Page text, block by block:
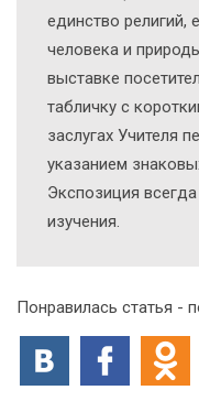
единство религий,
человека и
выставке
табличку с
заслугах Учителя
указанием
Экспозиция
изучения.
Понравилась статья -